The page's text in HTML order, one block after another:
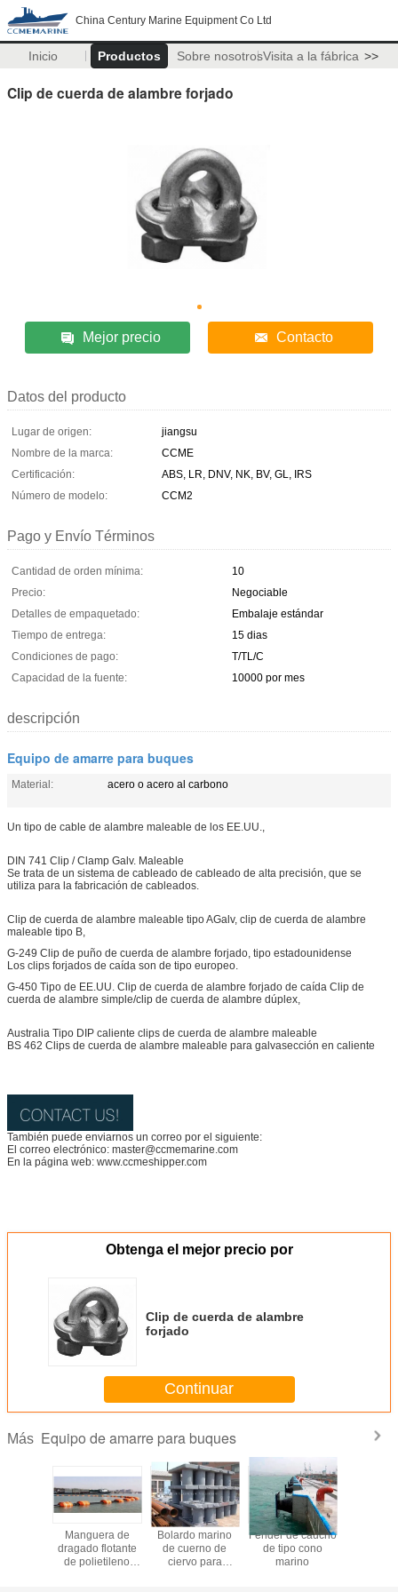
China Century Marine Equipment Co Ltd
Inicio Productos Sobre nosotrosVisita a la fábrica >>
Clip de cuerda de alambre forjado
Mejor precio Contacto
Datos del producto
Lugar de origen:
jiangsu
Nombre de la marca:
CCME
Certificación:
ABS, LR, DNV, NK, BV, GL, IRS
Número de modelo:
CCM2
Pago y Envío Términos
Cantidad de orden mínima:
10
Precio:
Negociable
Detalles de empaquetado:
Embalaje estándar
Tiempo de entrega:
15 dias
Condiciones de pago:
T/TL/C
Capacidad de la fuente:
10000 por mes
descripción
Equipo de amarre para buques
Material: acero o acero al carbono
Un tipo de cable de alambre maleable de los EE.UU.,
DIN 741 Clip / Clamp Galv. Maleable
Se trata de un sistema de cableado de cableado de alta precisión, que se
utiliza para la fabricación de cableados.
Clip de cuerda de alambre maleable tipo AGalv, clip de cuerda de alambre
maleable tipo B,
G-249 Clip de puño de cuerda de alambre forjado, tipo estadounidense
Los clips forjados de caída son de tipo europeo.
G-450 Tipo de EE.UU. Clip de cuerda de alambre forjado de caída Clip de
cuerda de alambre simple/clip de cuerda de alambre dúplex,
Australia Tipo DIP caliente clips de cuerda de alambre maleable
BS 462 Clips de cuerda de alambre maleable para galvasección en caliente
También puede enviarnos un correo por el siguiente:
El correo electrónico: master@ccmemarine.com
En la página web: www.ccmeshipper.com
Obtenga el mejor precio por
Clip de cuerda de alambre
forjado
Continuar
Más Equipo de amarre para buques
Manguera de
dragado flotante
de polietileno
Bolardo marino
de cuerno de
ciervo para
Fender de caucho
de tipo cono
marino